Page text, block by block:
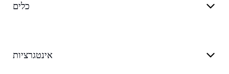
כלים
אינטגרציות